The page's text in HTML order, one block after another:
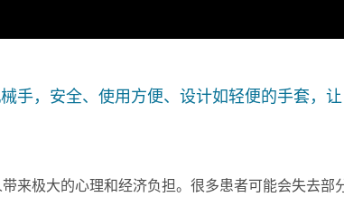
手，安全、使用方便、设计如轻便的手套，让
来极大的心理和经济负担。很多患者可能会失去部